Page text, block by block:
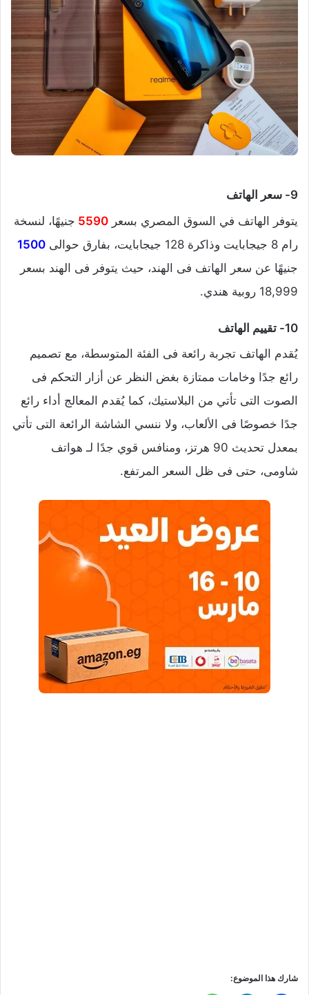
9- سعر الهاتف
يتوفر الهاتف في السوق المصري بسعر 5590 جنيهًا، لنسخة
رام 8 جيجابايت وذاكرة 128 جيجابايت، بفارق حوالى
1500
جنيهًا عن سعر الهاتف فى الهند، حيث يتوفر فى الهند بسعر
18,999 روبية هندي.
10- تقييم الهاتف
يُقدم الهاتف تجربة رائعة فى الفئة المتوسطة، مع تصميم
رائع جدًا وخامات ممتازة بغض النظر عن أزار التحكم فى
الصوت التى تأتي من البلاستيك، كما يُقدم المعالج أداء رائع
جدًا خصوصًا فى الألعاب، ولا ننسي الشاشة الرائعة التى تأتي
بمعدل تحديث 90 هرتز، ومنافس قوي جدًا لـ هواتف
شاومى، حتى فى ظل السعر المرتفع.
شارك هذا الموضوع: